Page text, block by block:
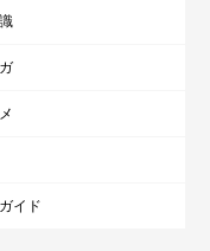
イド